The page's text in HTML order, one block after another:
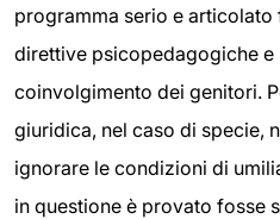
programma serio e
direttive psicopedagogiche e
coinvolgimento dei genitori.
giuridica, nel caso di specie,
ignorare le condizioni di
in questione è provato fosse